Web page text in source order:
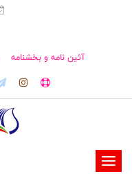
آئین نامه و بخشنامه
-